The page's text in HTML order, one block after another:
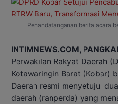
Penandatanganan berita acara
INTIMNEWS.COM,
Perwakilan Rakyat Daerah
Kotawaringin Barat (Kobar)
Daerah resmi menyetujui
daerah (ranperda) yang